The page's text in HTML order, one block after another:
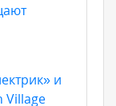
и
Village